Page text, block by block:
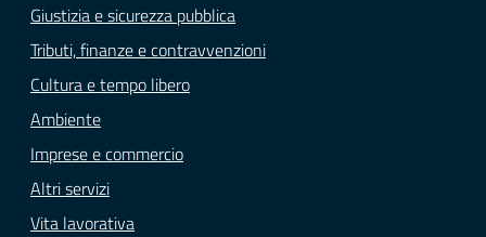
Giustizia e sicurezza pubblica
Tributi, finanze e contravvenzioni
Cultura e tempo libero
Ambiente
Imprese e commercio
Altri servizi
Vita lavorativa